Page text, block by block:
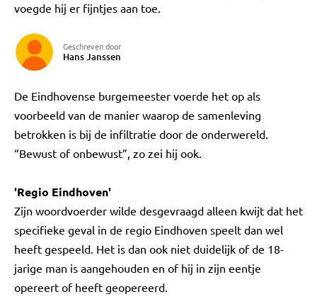
voegde hij er fijntjes aan toe.
Geschreven door
Hans Janssen
De Eindhovense burgemeester voerde het op als
voorbeeld van de manier waarop de samenleving
betrokken is bij de infiltratie door de onderwereld.
“Bewust of onbewust”, zo zei hij ook.
'Regio Eindhoven'
Zijn woordvoerder wilde desgevraagd alleen kwijt dat het
specifieke geval in de regio Eindhoven speelt dan wel
heeft gespeeld. Het is dan ook niet duidelijk of de 18-
jarige man is aangehouden en of hij in zijn eentje
opereert of heeft geopereerd.